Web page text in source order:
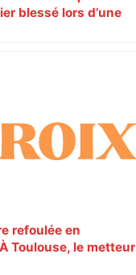
blessé lors d’une
refoulée en
Toulouse, le metteur